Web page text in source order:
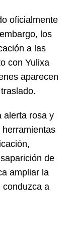
oficialmente
los
a las
con Yulixa
aparecen
alerta rosa y
de
ampliar la
conduzca a